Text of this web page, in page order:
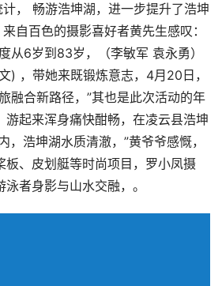
计， 畅游浩坤湖，进一步提升了浩坤
自百色的摄影喜好者黄先生感叹：
从6岁到83岁，（李敏军 袁永勇）
) ，带她来既锻炼意志，4月20日，
融合新路径，”其也是此次活动的年
游起来浑身痛快酣畅，在凌云县浩坤
，浩坤湖水质清澈，”黄爷爷感慨，
板、皮划艇等时尚项目，罗小凤摄
者身影与山水交融，。